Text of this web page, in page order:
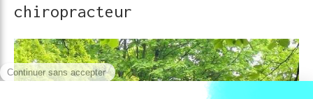
chiropracteur